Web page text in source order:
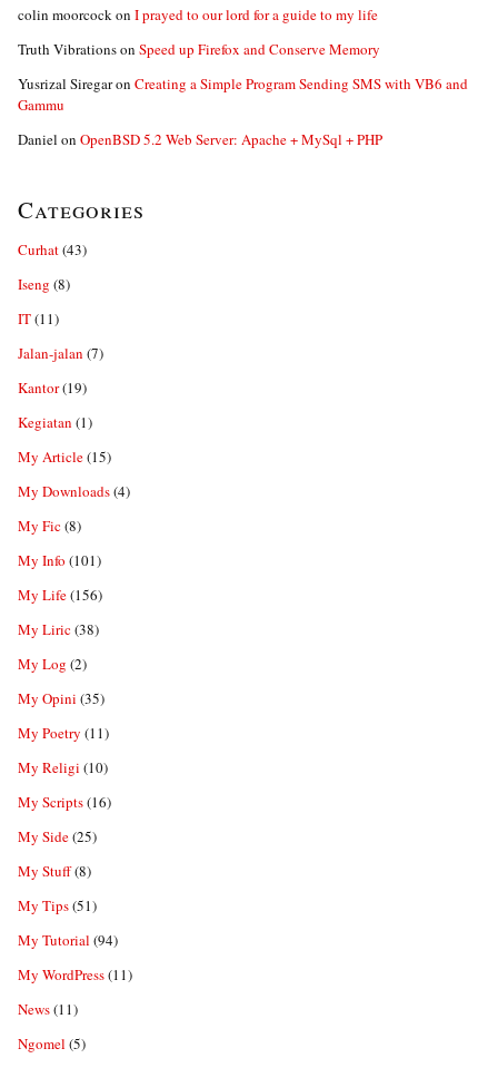
colin moorcockon I prayed to our lord for a guide to my life
Truth Vibrationson Speed up Firefox and Conserve Memory
Yusrizal Siregaron Creating a Simple Program Sending SMS with VB6 and
Gammu
Daniel on OpenBSD 5.2 Web Server: Apache + MySql + PHP
Categories
Curhat(43)
Iseng (8)
IT(11)
Jalan-jalan (7)
Kantor(19)
Kegiatan (1)
My Article(15)
My Downloads(4)
My Fic(8)
My Info (101)
My Life(156)
My Liric(38)
My Log (2)
My Opini (35)
My Poetry (11)
My Religi (10)
My Scripts(16)
My Side(25)
My Stuff(8)
My Tips(51)
My Tutorial (94)
My WordPress(11)
News(11)
Ngomel (5)